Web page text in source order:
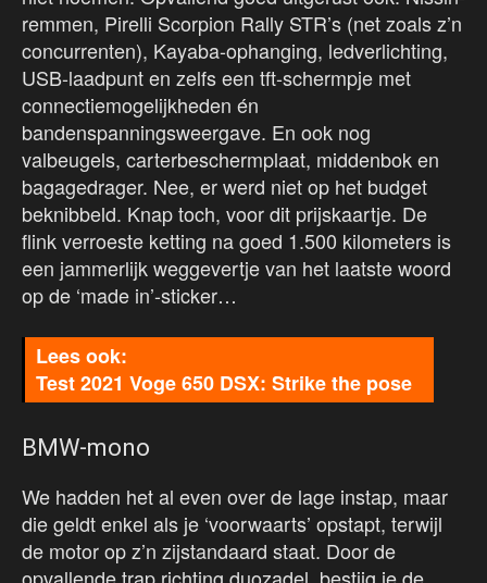
remmen, Pirelli Scorpion Rally STR’s (net zoals z’n
concurrenten), Kayaba-ophanging, ledverlichting,
USB-laadpunt en zelfs een tft-schermpje met
connectiemogelijkheden én
bandenspanningsweergave. En ook nog
valbeugels, carterbeschermplaat, middenbok en
bagagedrager. Nee, er werd niet op het budget
beknibbeld. Knap toch, voor dit prijskaartje. De
flink verroeste ketting na goed 1.500 kilometers is
een jammerlijk weggevertje van het laatste woord
op de ‘made in’-sticker…
Test 2021 Voge 650 DSX: Strike the pose
BMW-mono
We hadden het al even over de lage instap, maar
die geldt enkel als je ‘voorwaarts’ opstapt, terwijl
de motor op z’n zijstandaard staat. Door de